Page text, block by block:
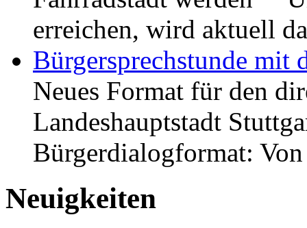
erreichen, wird aktuell
Bürgersprechstunde mit
Neues Format für den
Landeshauptstadt
Bürgerdialogformat:
Neuigkeiten